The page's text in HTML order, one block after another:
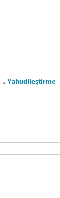
، Yahudileştirme